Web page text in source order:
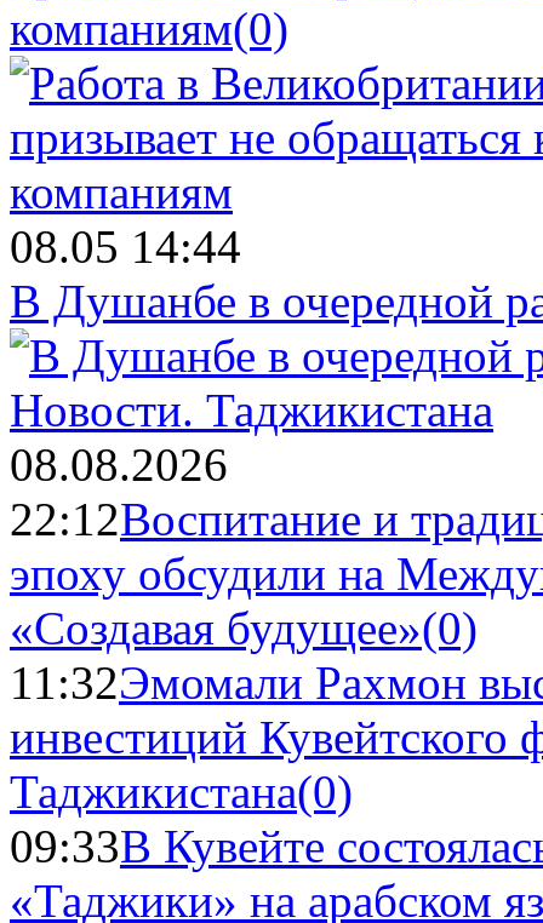
компаниям(0)
08.05 14:44
В Душанбе в очередной
Новости. Таджикистана
08.08.2026
22:12Воспитание и
эпоху обсудили на
«Создавая будущее»(0)
11:32Эмомали Рахмон
инвестиций Кувейтского
Таджикистана(0)
09:33В Кувейте
«Таджики» на арабском